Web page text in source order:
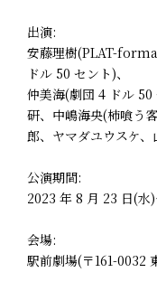
出演:
安藤理樹(PLAT-
ドル 50 セント)、
仲美海(劇団 4 ドル
研、中嶋海央(柿喰う
郎、ヤマダユウスケ
公演期間:
2023 年 8 月 23 日(水
会場:
駅前劇場(〒161-0032